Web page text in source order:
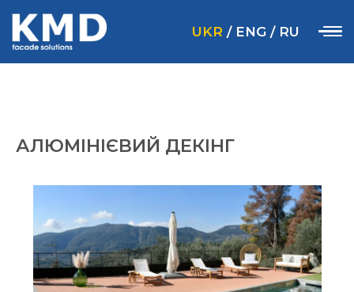
UKR / ENG / RU
АЛЮМІНІЄВИЙ ДЕКІНГ